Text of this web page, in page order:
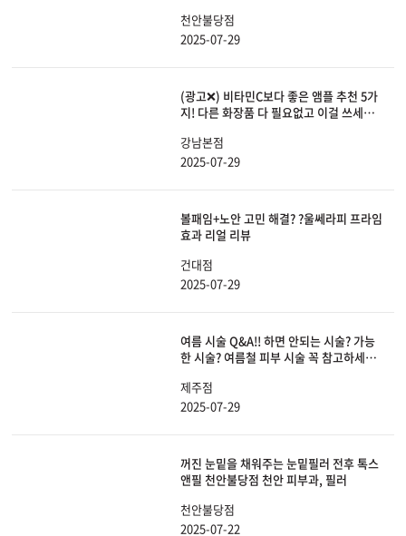
천안불당점
2025-07-29
(광고❌) 비타민C보다 좋은 앰플 추천 5가
지! 다른 화장품 다 필요없고 이걸 쓰세요
킨케어
강남본점
2025-07-29
볼패임+노안 고민 해결? ?울쎄라피 프라임
효과 리얼 리뷰
건대점
2025-07-29
여름 시술 Q&A!! 하면 안되는 시술? 가능
한 시술? 여름철 피부 시술 꼭 참고하세요!
제주점
2025-07-29
꺼진 눈밑을 채워주는 눈밑필러 전후 톡스
앤필 천안불당점 천안 피부과, 필러
천안불당점
2025-07-22